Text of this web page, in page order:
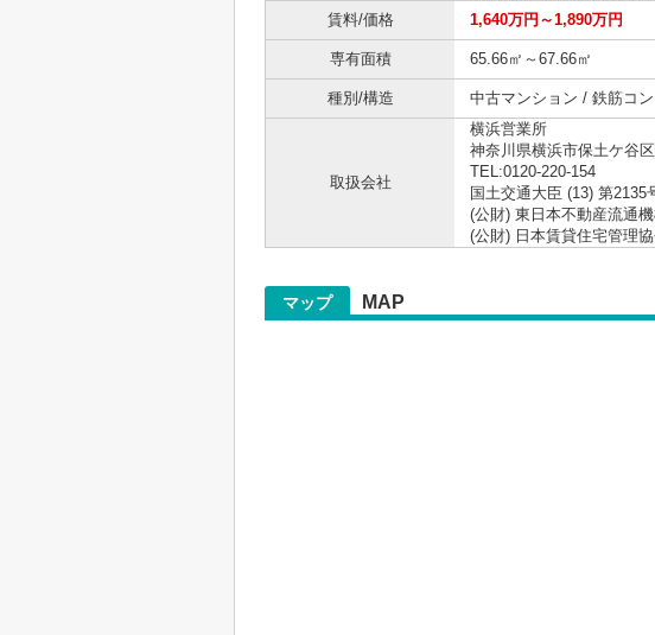
賃料/価格
1,640万円～1,890万円
専有面積 65.66㎡～67.66㎡
種別/構造 中古マンション / 鉄筋コン
取扱会社
横浜営業所
神奈川県横浜市保土ケ谷
TEL:0120-220-154
国土交通大臣 (13) 第
(公財) 東日本不動産流通
(公財) 日本賃貸住宅管理
マップ MAP